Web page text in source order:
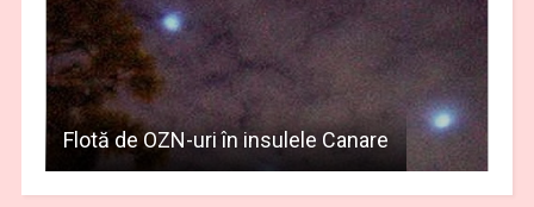
Flotă de OZN-uri în insulele Canare